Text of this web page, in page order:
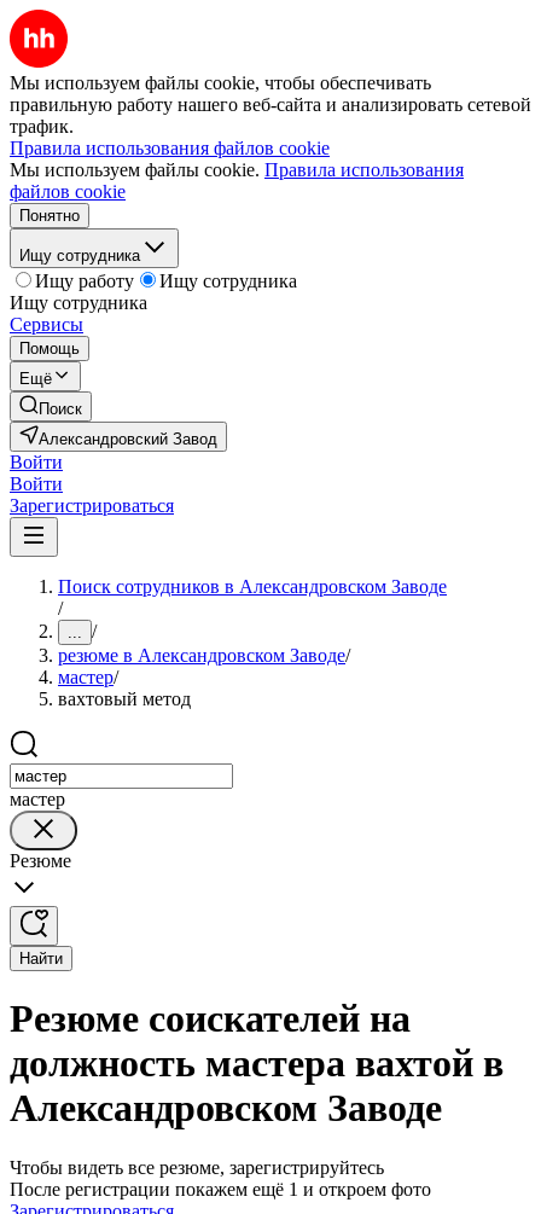
Мы используем файлы cookie, чтобы обеспечивать
правильную работу нашего веб-сайта и анализировать сетевой
трафик.
Правила использования файлов cookie
Мы используем файлы cookie. Правила использования
файлов cookie
Понятно
Ищу сотрудника
Ищу работу
Ищу сотрудника
Ищу сотрудника
Сервисы
Помощь
Ещё
Поиск
Александровский Завод
Войти
Войти
Зарегистрироваться
Поиск сотрудников в Александровском Заводе
/
... /
резюме в Александровском Заводе/
мастер/
вахтовый метод
мастер
Резюме
Найти
Резюме соискателей на
должность мастера вахтой в
Александровском Заводе
Чтобы видеть все резюме, зарегистрируйтесь
После регистрации покажем ещё 1 и откроем фото